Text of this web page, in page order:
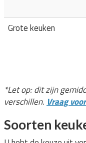
Grote keuken
*Let op: dit zijn
verschillen. Vraag
Soorten